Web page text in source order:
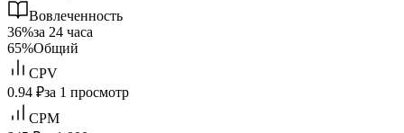
Вовлеченность
36%за 24 часа
65%Общий
CPV
0.94 ₽за 1 просмотр
CPM